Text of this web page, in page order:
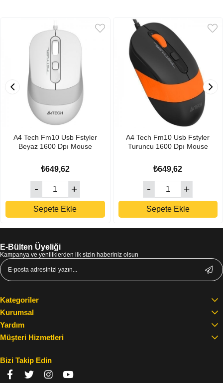
A4 Tech Fm10 Usb Fstyler
Beyaz 1600 Dpı Mouse
₺649,62
Sepete Ekle
A4 Tech Fm10 Usb Fstyler
Turuncu 1600 Dpı Mouse
₺649,62
Sepete Ekle
E-Bülten Üyeliği
Kampanya ve yeniliklerden ilk sizin haberiniz olsun
Kategoriler
Kurumsal
Yardım
Müşteri Hizmetleri
Bizi Takip Edin